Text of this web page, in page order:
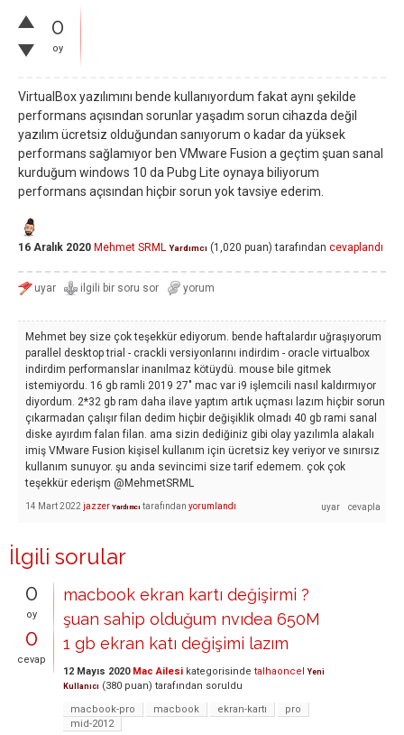
0
oy
VirtualBox yazılımını bende kullanıyordum fakat aynı şekilde
performans açısından sorunlar yaşadım sorun cihazda değil
yazılım ücretsiz olduğundan sanıyorum o kadar da yüksek
performans sağlamıyor ben VMware Fusion a geçtim şuan sanal
kurduğum windows 10 da Pubg Lite oynaya biliyorum
performans açısından hiçbir sorun yok tavsiye ederim.
16 Aralık 2020 Mehmet SRML Yardımcı (1,020 puan) tarafından cevaplandı
Mehmet bey size çok teşekkür ediyorum. bende haftalardır uğraşıyorum
parallel desktop trial - crackli versiyonlarını indirdim - oracle virtualbox
indirdim performanslar inanılmaz kötüydü. mouse bile gitmek
istemiyordu. 16 gb ramli 2019 27" mac var i9 işlemcili nasıl kaldırmıyor
diyordum. 2*32 gb ram daha ilave yaptım artık uçması lazım hiçbir sorun
çıkarmadan çalışır filan dedim hiçbir değişiklik olmadı 40 gb rami sanal
diske ayırdım falan filan. ama sizin dediğiniz gibi olay yazılımla alakalı
imiş VMware Fusion kişisel kullanım için ücretsiz key veriyor ve sınırsız
kullanım sunuyor. şu anda sevincimi size tarif edemem. çok çok
teşekkür ederişm @MehmetSRML
14 Mart 2022jazzer Yardımcı tarafından yorumlandı
İlgili sorular
0
oy
0
cevap
macbook ekran kartı değişirmi ?
şuan sahip olduğum nvıdea 650M
1 gb ekran katı değişimi lazım
12 Mayıs 2020 Mac Ailesi kategorisinde talhaoncel Yeni
Kullanıcı (380 puan) tarafından soruldu
macbook-pro
macbook ekran-kartı
pro
mid-2012